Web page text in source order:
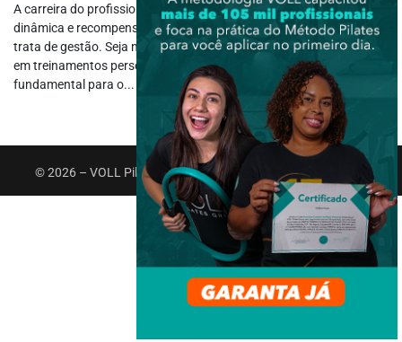
A carreira do profissional da educação física pode ser bastante
dinâmica e recompensadora, mas também desafiadora quando se
trata de gestão. Seja no âmbito de academias, Studios de Pilates ou
em treinamentos personalizados, uma gestão organizada é
fundamental para o...
© 2026 – VOLL Pilates Group. Todos os direitos reservados.